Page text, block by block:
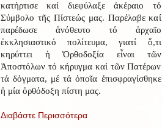
κατήρτισε καί διεφύλαξε ἀκέραιο τό
Σύμβολο τῆς Πίστεώς μας. Παρέλαβε καί
παρέδωσε ἀνόθευτο τό ἀρχαῖο
ἐκκλησιαστικό πολίτευμα, γιατί ὅ,τι
κηρύττει ἡ Ὀρθοδοξία εἶναι τῶν
Ἀποστόλων τό κήρυγμα καί τῶν Πατέρων
τά δόγματα, μέ τά ὁποῖα ἐπισφραγίσθηκε
ἡ μία ὀρθόδοξη πίστη μας.
Διαβάστε Περισσότερα